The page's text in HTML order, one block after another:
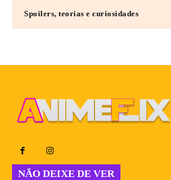
Spoilers, teorias e curiosidades
NÃO DEIXE DE VER